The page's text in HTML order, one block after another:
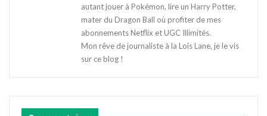
autant jouer à Pokémon, lire un Harry Potter,
mater du Dragon Ball où profiter de mes
abonnements Netflix et UGC Illimités.
Mon rêve de journaliste à la Lois Lane, je le vis
sur ce blog !